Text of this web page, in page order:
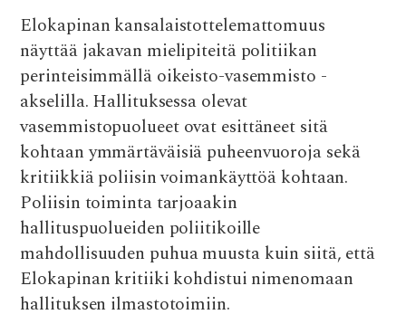
Elokapinan kansalaistottelemattomuus
näyttää jakavan mielipiteitä politiikan
perinteisimmällä oikeisto-vasemmisto -
akselilla. Hallituksessa olevat
vasemmistopuolueet ovat esittäneet sitä
kohtaan ymmärtäväisiä puheenvuoroja sekä
kritiikkiä poliisin voimankäyttöä kohtaan.
Poliisin toiminta tarjoaakin
hallituspuolueiden poliitikoille
mahdollisuuden puhua muusta kuin siitä, että
Elokapinan kritiiki kohdistui nimenomaan
hallituksen ilmastotoimiin.